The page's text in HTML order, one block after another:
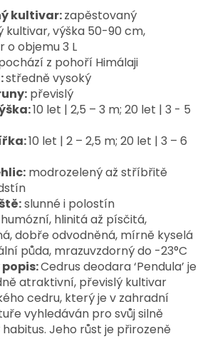
kultivar:zapěstovaný
kultivar, výška 50-90 cm,
o objemu 3 L
z pohoří Himálaji
středně vysoký
převislý
10 let | 2,5 – 3 m; 20 let | 3 - 5
10 let | 2 – 2,5 m; 20 let | 3 – 6
modrozelený až stříbřitě
slunné i polostín
humózní, hlinitá až písčitá,
dobře odvodněná, mírně kyselá
půda, mrazuvzdorný do -23°C
Cedrus deodara ‘Pendula’ je
atraktivní, převislý kultivar
cedru, který je v zahradní
vyhledáván pro svůj silně
Jeho růst je přirozeně